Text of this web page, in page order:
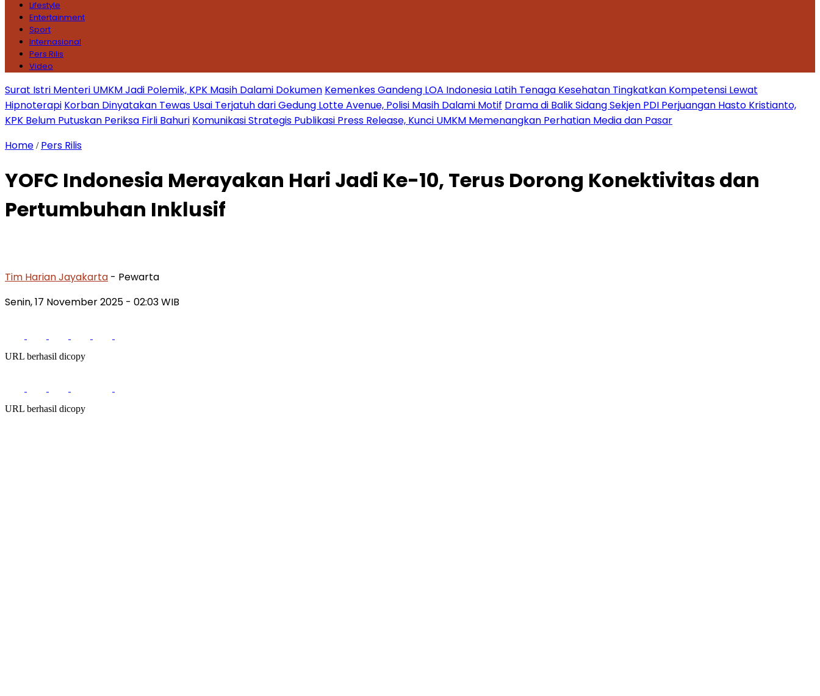
Lifestyle
Entertainment
Sport
Internasional
Pers Rilis
Video
Surat Istri Menteri UMKM Jadi Polemik, KPK Masih Dalami Dokumen Kemenkes Gandeng LOA Indonesia Latih Tenaga Kesehatan Tingkatkan Kompetensi Lewat
Hipnoterapi Korban Dinyatakan Tewas Usai Terjatuh dari Gedung Lotte Avenue, Polisi Masih Dalami Motif Drama di Balik Sidang Sekjen PDI Perjuangan Hasto Kristianto,
KPK Belum Putuskan Periksa Firli Bahuri Komunikasi Strategis Publikasi Press Release, Kunci UMKM Memenangkan Perhatian Media dan Pasar
Home / Pers Rilis
YOFC Indonesia Merayakan Hari Jadi Ke-10, Terus Dorong Konektivitas dan
Pertumbuhan Inklusif
Tim Harian Jayakarta - Pewarta
Senin, 17 November 2025 - 02:03 WIB
URL berhasil dicopy
URL berhasil dicopy